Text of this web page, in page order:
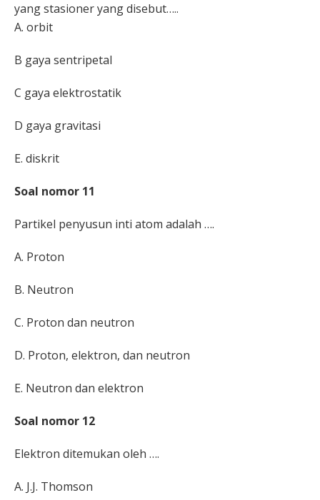
yang stasioneryang disebut…..
A. orbit
B gaya sentripetal
C gaya elektrostatik
D gaya gravitasi
E. diskrit
Soal nomor 11
Partikel penyusun inti atom adalah ….
A. Proton
B. Neutron
C. Proton dan neutron
D. Proton, elektron, dan neutron
E. Neutron dan elektron
Soal nomor 12
Elektron ditemukan oleh ….
A. J.J. Thomson